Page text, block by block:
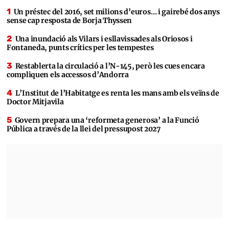
Un préstec del 2016, set milions d’euros… i gairebé dos anys
sense cap resposta de Borja Thyssen
Una inundació als Vilars i esllavissades als Oriosos i
Fontaneda, punts crítics per les tempestes
Restablerta la circulació a l’N-145, però les cues encara
compliquen els accessos d’Andorra
L’Institut de l’Habitatge es renta les mans amb els veïns de
Doctor Mitjavila
Govern prepara una ‘reformeta generosa’ a la Funció
Pública a través de la llei del pressupost 2027